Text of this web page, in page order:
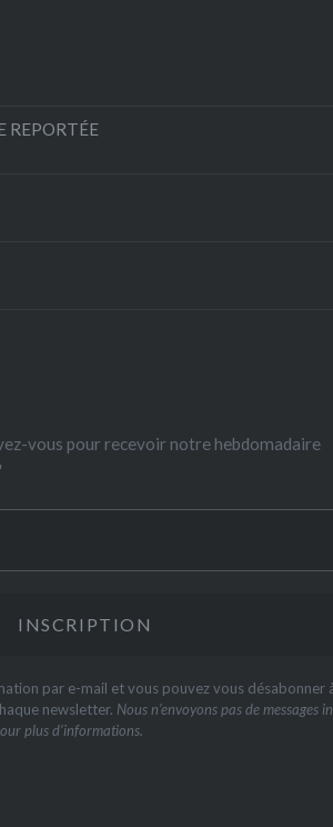
REPORTÉE
vous pour recevoir notre hebdomadaire
par e-mail et vous pouvez vous désabonner
newsletter. Nous n’envoyons pas de messages
plus d’informations.